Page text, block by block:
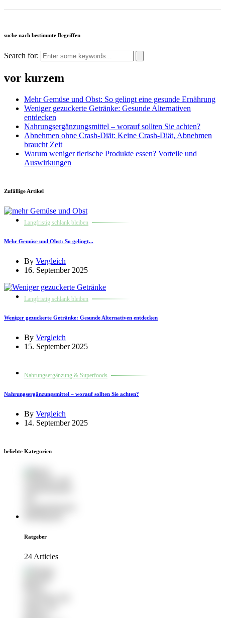
suche nach bestimmte Begriffen
Search for:
vor kurzem
Mehr Gemüse und Obst: So gelingt eine gesunde Ernährung
Weniger gezuckerte Getränke: Gesunde Alternativen
entdecken
Nahrungsergänzungsmittel – worauf sollten Sie achten?
Abnehmen ohne Crash-Diät: Keine Crash-Diät, Abnehmen
braucht Zeit
Warum weniger tierische Produkte essen? Vorteile und
Auswirkungen
Zufällige Artikel
Langfristig schlank bleiben
Mehr Gemüse und Obst: So gelingt...
By Vergleich
16. September 2025
Langfristig schlank bleiben
Weniger gezuckerte Getränke: Gesunde Alternativen entdecken
By Vergleich
15. September 2025
Nahrungsergänzung & Superfoods
Nahrungsergänzungsmittel – worauf sollten Sie achten?
By Vergleich
14. September 2025
beliebte Kategorien
Ratgeber
24 Articles